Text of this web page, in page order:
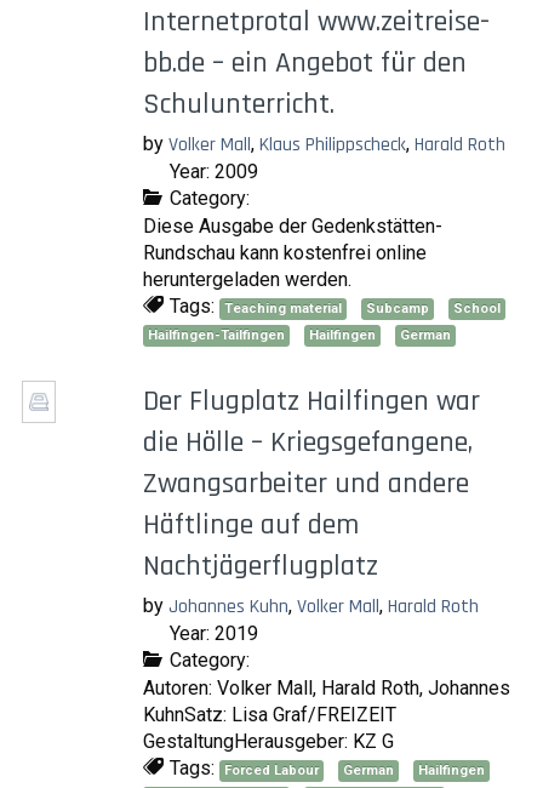
Internetprotal www.zeitreise-
bb.de – ein Angebot für den
Schulunterricht.
by Volker Mall, Klaus Philippscheck, Harald Roth
Year: 2009
Category:
Diese Ausgabe der Gedenkstätten-
Rundschau kann kostenfrei online
heruntergeladen werden.
Tags:
Teaching material Subcamp
School
Hailfingen-Tailfingen
Hailfingen German
Der Flugplatz Hailfingen war
die Hölle – Kriegsgefangene,
Zwangsarbeiter und andere
Häftlinge auf dem
Nachtjägerflugplatz
by Johannes Kuhn, Volker Mall, Harald Roth
Year: 2019
Category:
Autoren: Volker Mall, Harald Roth, Johannes
KuhnSatz: Lisa Graf/FREIZEIT
GestaltungHerausgeber: KZ G
Tags:
Forced Labour German
Hailfingen